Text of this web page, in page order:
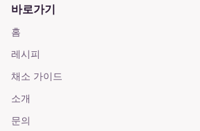
바로가기
홈
레시피
채소 가이드
소개
문의